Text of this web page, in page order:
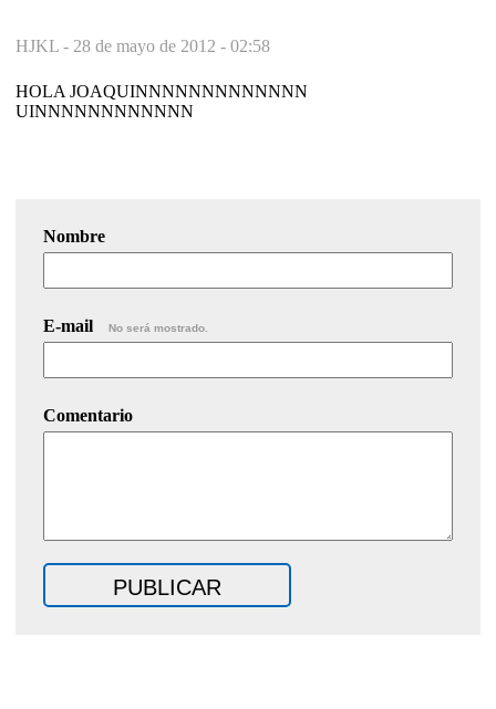
HJKL - 28 de mayo de 2012 - 02:58
HOLA JOAQUINNNNNNNNNNNNN
UINNNNNNNNNNNN
Nombre
E-mail No será mostrado.
Comentario